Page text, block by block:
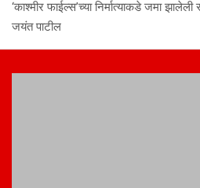
‘काश्मीर फाईल्स’च्या निर्मात्याकडे जमा झालेली
जयंत पाटील